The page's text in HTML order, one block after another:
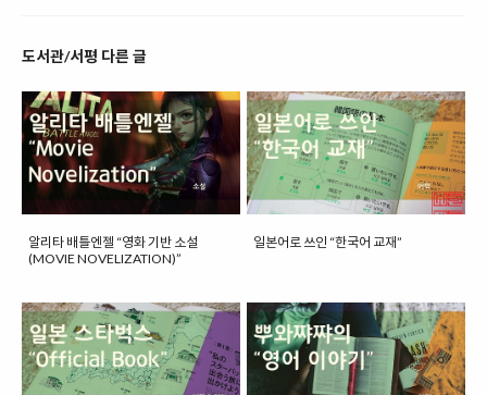
도서관/서평 다른 글
알리타 배틀엔젤 “영화 기반 소설
(MOVIE NOVELIZATION)”
일본어로 쓰인 “한국어 교재”